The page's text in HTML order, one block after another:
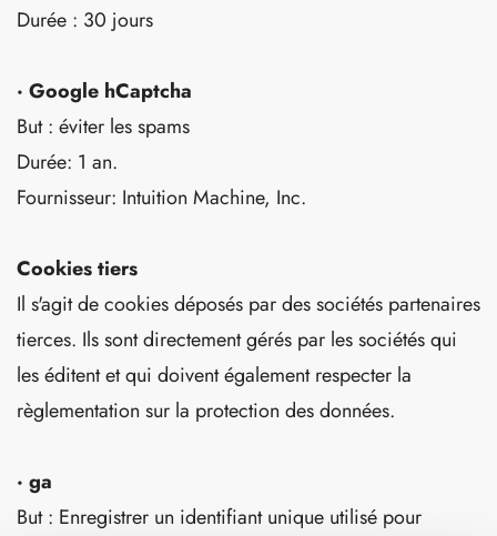
Durée : 30 jours
· Google hCaptcha
But : éviter les spams
Durée: 1 an.
Fournisseur: Intuition Machine, Inc.
Cookies tiers
Il s'agit de cookies déposés par des sociétés partenaires
tierces. Ils sont directement gérés par les sociétés qui
les éditent et qui doivent également respecter la
règlementation sur la protection des données.
· ga
But : Enregistrer un identifiant unique utilisé pour